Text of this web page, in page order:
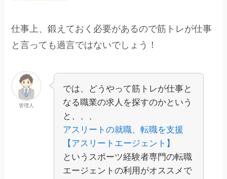
仕事上、鍛えておく必要があるので筋トレが仕事
と言っても過言ではないでしょう！
管理人
では、どうやって筋トレが仕事と
なる職業の求人を探すのかという
と、、、
アスリートの就職、転職を支援
【アスリートエージェント】
というスポーツ経験者専門の転職
エージェントの利用がオススメで